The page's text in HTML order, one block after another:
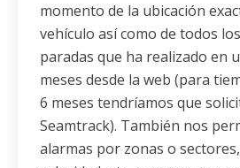
momento de la ubicación
vehículo así como de todos
paradas que ha realizado en
meses desde la web (para
6 meses tendríamos que
Seamtrack). También nos
alarmas por zonas o